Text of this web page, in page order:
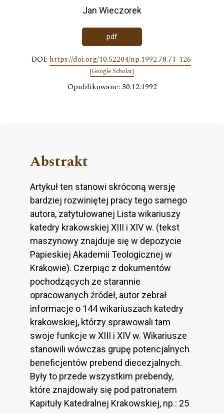
Jan Wieczorek
pdf
DOI: https://doi.org/10.52204/np.1992.78.71-126
[Google Scholar]
Opublikowane: 30.12.1992
Abstrakt
Artykuł ten stanowi skróconą wersję
bardziej rozwiniętej pracy tego samego
autora, zatytułowanej Lista wikariuszy
katedry krakowskiej XIII i XIV w. (tekst
maszynowy znajduje się w depozycie
Papieskiej Akademii Teologicznej w
Krakowie). Czerpiąc z dokumentów
pochodzących ze starannie
opracowanych źródeł, autor zebrał
informacje o 144 wikariuszach katedry
krakowskiej, którzy sprawowali tam
swoje funkcje w XIII i XIV w. Wikariusze
stanowili wówczas grupę potencjalnych
beneficjentów prebend diecezjalnych.
Były to przede wszystkim prebendy,
które znajdowały się pod patronatem
Kapituły Katedralnej Krakowskiej, np.: 25